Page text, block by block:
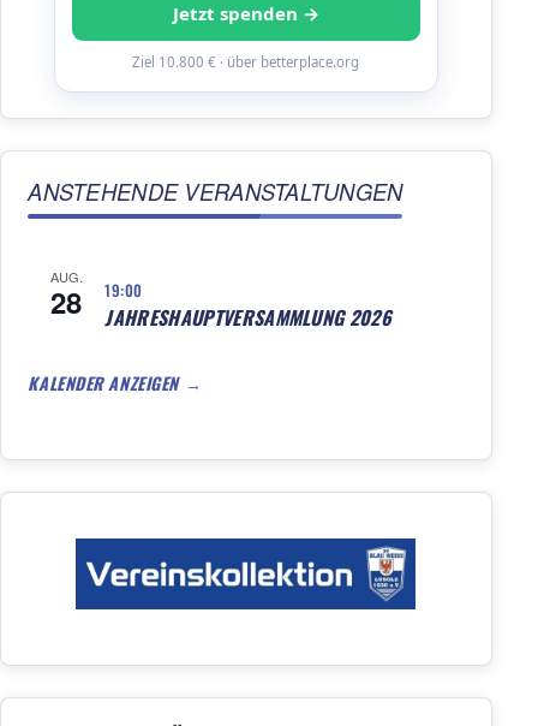
Jetzt spenden →
Ziel 10.800 € · über betterplace.org
ANSTEHENDE VERANSTALTUNGEN
AUG.
28 19:00
JAHRESHAUPTVERSAMMLUNG 2026
KALENDER ANZEIGEN